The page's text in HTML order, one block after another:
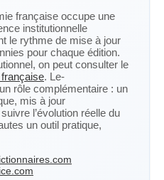
française occupe une
institutionnelle
le rythme de mise à jour
pour chaque édition.
on peut consulter le
française. Le-
rôle complémentaire : un
mis à jour
l’évolution réelle du
un outil pratique,